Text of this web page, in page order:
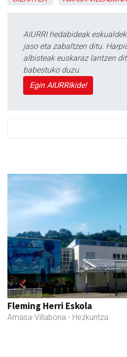
AIURRI hedabideak
jaso eta zabaltzen ditu.
albisteak euskaraz lantzen
babestuko duzu.
Egin AIURRIkide!
Fleming Herri Eskola
Amasa-Villabona - Hezkuntza
Previous